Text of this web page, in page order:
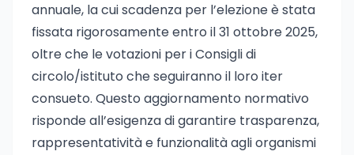
annuale, la cui scadenza per l’elezione è stata
fissata rigorosamente entro il 31 ottobre 2025,
oltre che le votazioni per i Consigli di
circolo/istituto che seguiranno il loro iter
consueto. Questo aggiornamento normativo
risponde all’esigenza di garantire trasparenza,
rappresentatività e funzionalità agli organismi